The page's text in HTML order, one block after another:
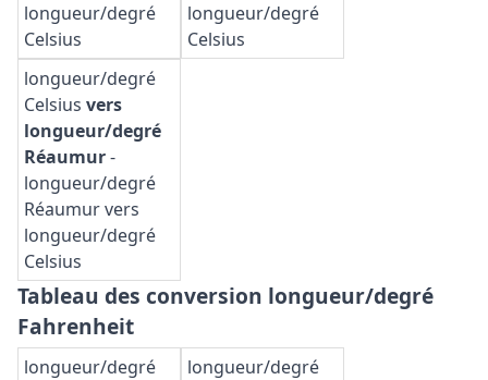
longueur/degré
Celsius
longueur/degré
Celsius
longueur/degré
Celsius vers
longueur/degré
Réaumur-
longueur/degré
Réaumur vers
longueur/degré
Celsius
Tableau des conversion longueur/degré
Fahrenheit
longueur/degré
longueur/degré